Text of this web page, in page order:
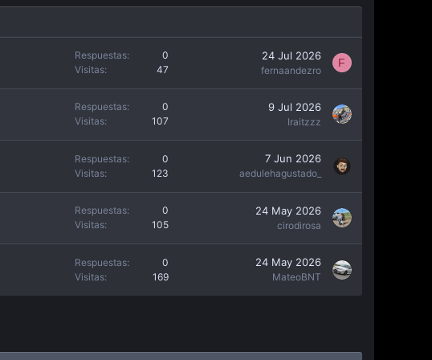
Respuestas
0
Visitas
47
24 Jul 2026
fernaandezro
F
Respuestas
0
Visitas
107
9 Jul 2026
Iraitzzz
Respuestas
0
Visitas
123
7 Jun 2026
aedulehagustado_
Respuestas
0
Visitas
105
24 May 2026
cirodirosa
Respuestas
0
Visitas
169
24 May 2026
MateoBNT